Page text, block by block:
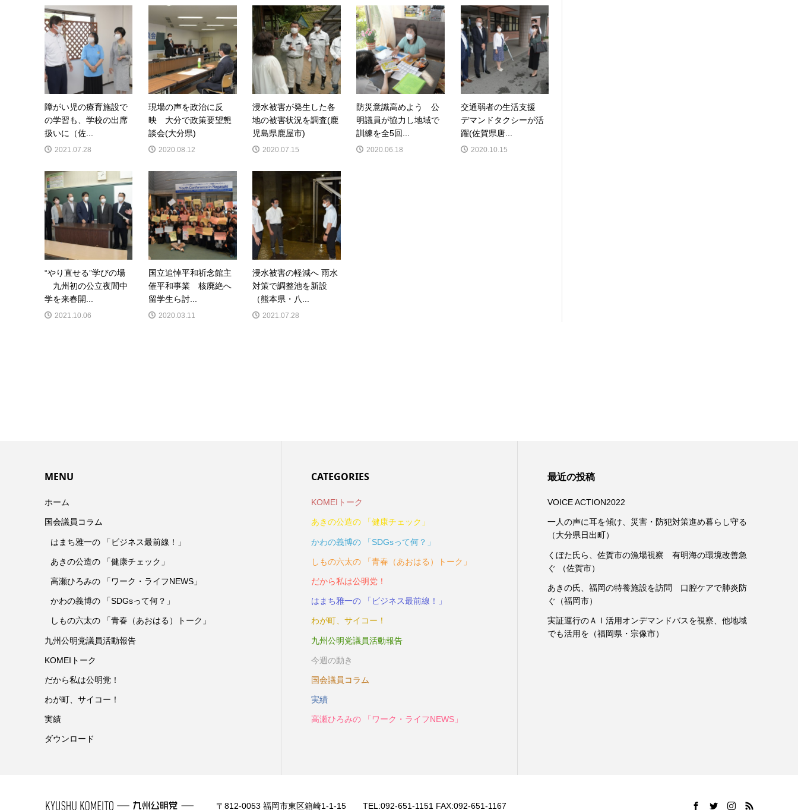
障がい児の療育施設で
の学習も、学校の出席
扱いに（佐...
2021.07.28
現場の声を政治に反
映 大分で政策要望懇
談会(大分県)
2020.08.12
浸水被害が発生した各
地の被害状況を調査(鹿
児島県鹿屋市)
2020.07.15
防災意識高めよう 公
明議員が協力し地域で
訓練を全5回...
2020.06.18
交通弱者の生活支援
デマンドタクシーが活
躍(佐賀県唐...
2020.10.15
“やり直せる”学びの場
九州初の公立夜間中
学を来春開...
2021.10.06
国立追悼平和祈念館主
催平和事業 核廃絶へ
留学生ら討...
2020.03.11
浸水被害の軽減へ 雨水
対策で調整池を新設
（熊本県・八...
2021.07.28
MENU
ホーム
国会議員コラム
はまち雅一の 「ビジネス最前線！」
あきの公造の 「健康チェック」
高瀬ひろみの 「ワーク・ライフNEWS」
かわの義博の 「SDGsって何？」
しもの六太の 「青春（あおはる）トーク」
九州公明党議員活動報告
KOMEIトーク
だから私は公明党！
わが町、サイコー！
実績
ダウンロード
CATEGORIES
KOMEIトーク
あきの公造の 「健康チェック」
かわの義博の 「SDGsって何？」
しもの六太の 「青春（あおはる）トーク」
だから私は公明党！
はまち雅一の 「ビジネス最前線！」
わが町、サイコー！
九州公明党議員活動報告
今週の動き
国会議員コラム
実績
高瀬ひろみの 「ワーク・ライフNEWS」
最近の投稿
VOICE ACTION2022
一人の声に耳を傾け、災害・防犯対策進め暮らし守る
（大分県日出町）
くぼた氏ら、佐賀市の漁場視察 有明海の環境改善急
ぐ （佐賀市）
あきの氏、福岡の特養施設を訪問 口腔ケアで肺炎防
ぐ（福岡市）
実証運行のＡＩ活用オンデマンドバスを視察、他地域
でも活用を（福岡県・宗像市）
〒812-0053 福岡市東区箱崎1-1-15 TEL:092-651-1151 FAX:092-651-1167